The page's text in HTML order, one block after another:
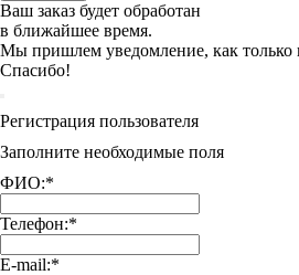
Ваш заказ будет обработан
в ближайшее время.
Мы пришлем уведомление, как только
Спасибо!
Регистрация пользователя
Заполните необходимые поля
ФИО:*
Телефон:*
E-mail:*